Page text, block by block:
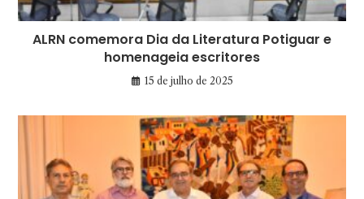
ALRN comemora Dia da Literatura Potiguar e
homenageia escritores
15 de julho de 2025